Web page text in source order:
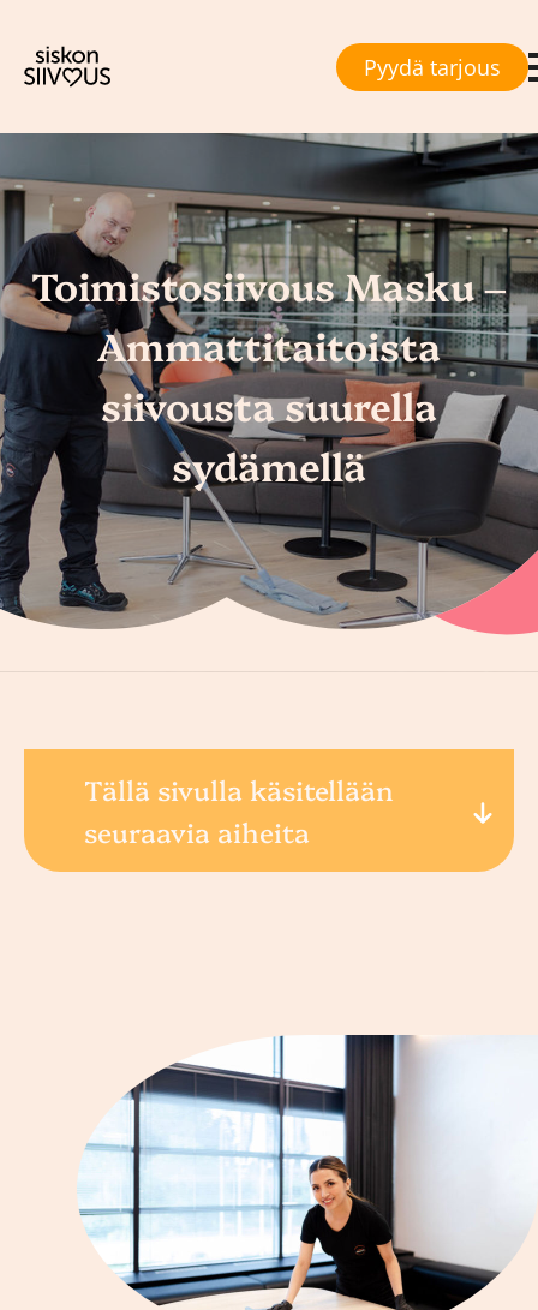
Pyydä tarjous
Toimistosiivous Masku –
Ammattitaitoista
siivousta suurella
sydämellä
Tällä sivulla käsitellään
seuraavia aiheita